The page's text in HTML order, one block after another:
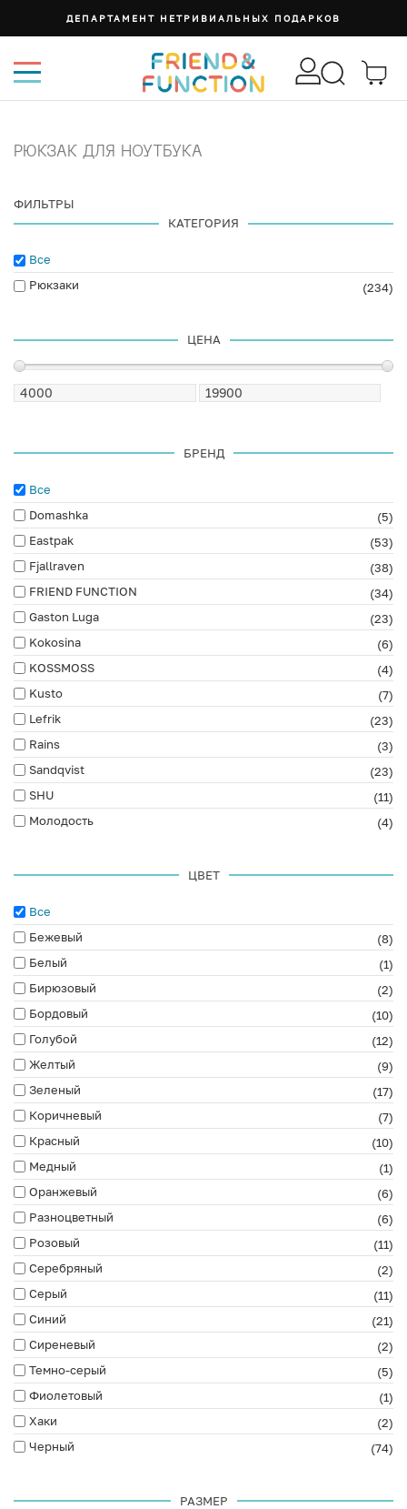
СУМКА ИЗИ
РЮКЗАК ДЛЯ НОУТБУКА
ФИЛЬТРЫ
КАТЕГОРИЯ
Все
Рюкзаки
(234)
ЦЕНА
БРЕНД
Все
Domashka
(5)
Eastpak
(53)
Fjallraven
(38)
FRIEND FUNCTION
(34)
Gaston Luga
(23)
Kokosina
(6)
KOSSMOSS
(4)
Kusto
(7)
Lefrik
(23)
Rains
(3)
Sandqvist
(23)
SHU
(11)
Молодость
(4)
ЦВЕТ
Все
Бежевый
(8)
Белый
(1)
Бирюзовый
(2)
Бордовый
(10)
Голубой
(12)
Желтый
(9)
Зеленый
(17)
Коричневый
(7)
Красный
(10)
Медный
(1)
Оранжевый
(6)
Разноцветный
(6)
Розовый
(11)
Серебряный
(2)
Серый
(11)
Синий
(21)
Сиреневый
(2)
Темно-серый
(5)
Фиолетовый
(1)
Хаки
(2)
Черный
(74)
РАЗМЕР